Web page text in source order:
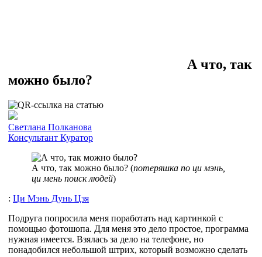
А что, так
можно было?
Cветлана Полканова
Консультант Куратор
А что, так можно было? (потеряшка по ци мэнь,
ци мень поиск людей)
: Ци Мэнь Дунь Цзя
Подруга попросила меня поработать над картинкой с
помощью фотошопа. Для меня это дело простое, программа
нужная имеется. Взялась за дело на телефоне, но
понадобился небольшой штрих, который возможно сделать